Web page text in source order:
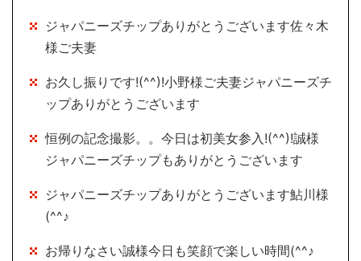
ジャパニーズチップありがとうございます佐々木
様ご夫妻
お久し振りです!(^^)!小野様ご夫妻ジャパニーズチ
ップありがとうございます
恒例の記念撮影。。今日は初美女参入!(^^)!誠様
ジャパニーズチップもありがとうございます
ジャパニーズチップありがとうございます鮎川様
(^^♪
お帰りなさい誠様今日も笑顔で楽しい時間(^^♪